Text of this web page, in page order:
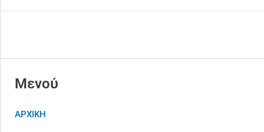
Μενού
ΑΡΧΙΚΗ